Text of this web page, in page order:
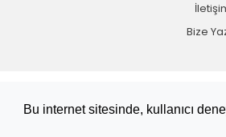
Bu internet sitesinde, kullanıcı
Bize